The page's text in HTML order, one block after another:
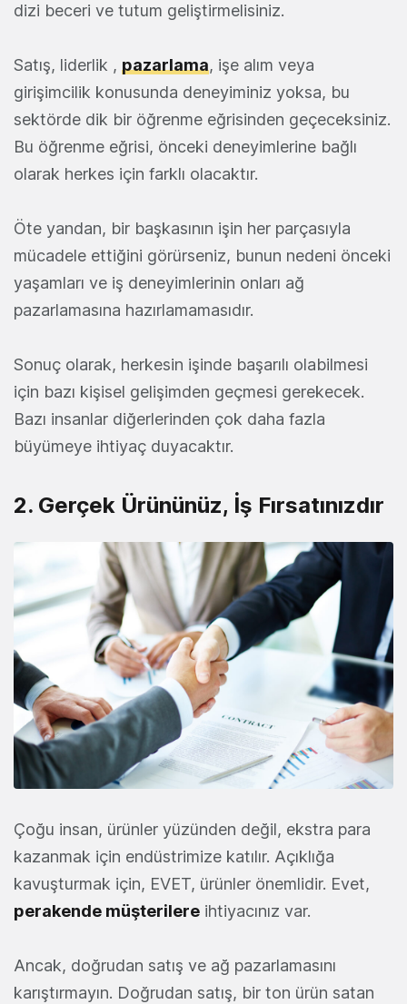
dizi beceri ve tutum geliştirmelisiniz.
Satış, liderlik , pazarlama, işe alım veya
girişimcilik konusunda deneyiminiz yoksa, bu
sektörde dik bir öğrenme eğrisinden geçeceksiniz.
Bu öğrenme eğrisi, önceki deneyimlerine bağlı
olarak herkes için farklı olacaktır.
Öte yandan, bir başkasının işin her parçasıyla
mücadele ettiğini görürseniz, bunun nedeni önceki
yaşamları ve iş deneyimlerinin onları ağ
pazarlamasına hazırlamamasıdır.
Sonuç olarak, herkesin işinde başarılı olabilmesi
için bazı kişisel gelişimden geçmesi gerekecek.
Bazı insanlar diğerlerinden çok daha fazla
büyümeye ihtiyaç duyacaktır.
2. Gerçek Ürününüz, İş Fırsatınızdır
Çoğu insan, ürünler yüzünden değil, ekstra para
kazanmak için endüstrimize katılır. Açıklığa
kavuşturmak için, EVET, ürünler önemlidir. Evet,
perakende müşterilere ihtiyacınız var.
Ancak, doğrudan satış ve ağ pazarlamasını
karıştırmayın. Doğrudan satış, bir ton ürün satan